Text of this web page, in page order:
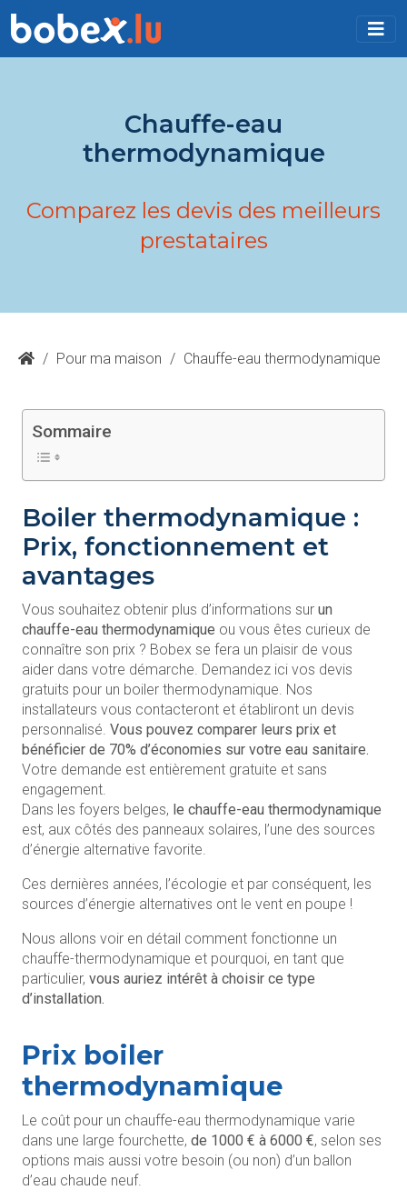
Chauffe-eau
thermodynamique
Comparez les devis des meilleurs
prestataires
/ Pour ma maison / Chauffe-eau thermodynamique
Sommaire
Boiler thermodynamique :
Prix, fonctionnement et
avantages
Vous souhaitez obtenir plus d’informations sur un
chauffe-eau thermodynamique ou vous êtes curieux de
connaître son prix ? Bobex se fera un plaisir de vous
aider dans votre démarche. Demandez ici vos devis
gratuits pour un boiler thermodynamique. Nos
installateurs vous contacteront et établiront un devis
personnalisé. Vous pouvez comparer leurs prix et
bénéficier de 70% d’économies sur votre eau sanitaire.
Votre demande est entièrement gratuite et sans
engagement.
Dans les foyers belges, le chauffe-eau thermodynamique
est, aux côtés des panneaux solaires, l’une des sources
d’énergie alternative favorite.
Ces dernières années, l’écologie et par conséquent, les
sources d’énergie alternatives ont le vent en poupe !
Nous allons voir en détail comment fonctionne un
chauffe-thermodynamique et pourquoi, en tant que
particulier, vous auriez intérêt à choisir ce type
d’installation.
Prix boiler
thermodynamique
Le coût pour un chauffe-eau thermodynamique varie
dans une large fourchette, de 1000 € à 6000 €, selon ses
options mais aussi votre besoin (ou non) d’un ballon
d’eau chaude neuf.